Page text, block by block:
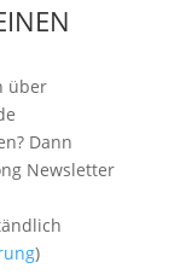
über
Dann
Newsletter
)